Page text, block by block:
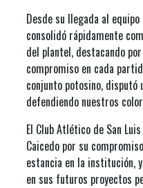
Desde su llegada al
consolidó rápidamente
del plantel, destacando
compromiso en cada
conjunto potosino,
defendiendo nuestros
El Club Atlético de San
Caicedo por su
estancia en la institución,
en sus futuros proyectos